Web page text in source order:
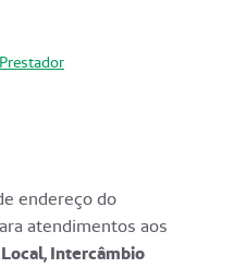
endereço do
atendimentos aos
Intercâmbio